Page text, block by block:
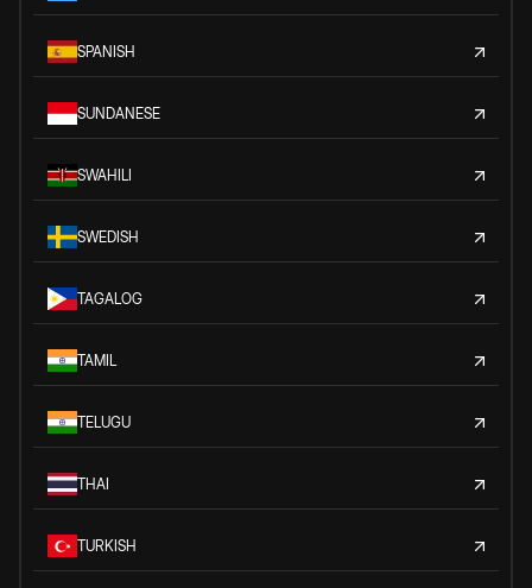
SPANISH
SUNDANESE
SWAHILI
SWEDISH
TAGALOG
TAMIL
TELUGU
THAI
TURKISH